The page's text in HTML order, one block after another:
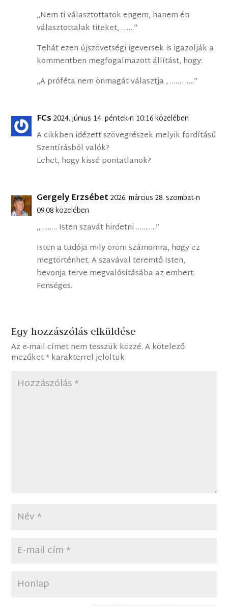
„Nem ti választottatok engem, hanem én
választottalak titeket, …….”
Tehát ezen újszövetségi igeversek is igazolják a
kommentben megfogalmazott állítást, hogy:
„A próféta nem önmagát választja , ………….”
FCs 2024. június 14. péntek-n 10:16 közelében
A cikkben idézett szövegrészek melyik fordítású
Szentírásból valók?
Lehet, hogy kissé pontatlanok?
Gergely Erzsébet2026. március 28. szombat-n
09:08 közelében
„……… Isten szavát hirdetni ………..”
Isten a tudója mily öröm számomra, hogy ez
megtörténhet. A szavával teremtő Isten,
bevonja terve megvalósításába az embert.
Fenséges.
Egy hozzászólás elküldése
Az e-mail címet nem tesszük közzé. A kötelező
mezőket*karakterrel jelöltük